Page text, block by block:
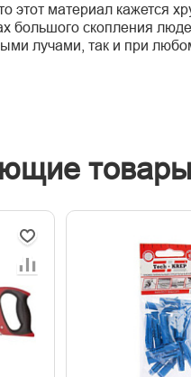
этот материал кажется
большого скопления
лучами, так и при
товары